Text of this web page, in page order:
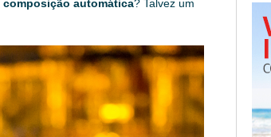
composição automática? Talvez um